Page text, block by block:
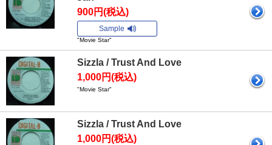
900円(税込)
Sample
"Movie Star"
Sizzla / Trust And Love
1,000円(税込)
"Movie Star"
Sizzla / Trust And Love
1,000円(税込)